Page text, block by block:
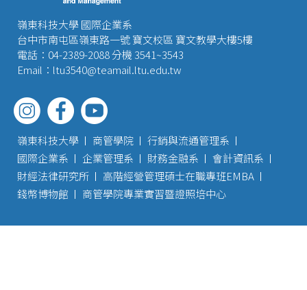
嶺東科技大學 國際企業系
台中市南屯區嶺東路一號 寶文校區 寶文教學大樓5樓
電話：04-2389-2088 分機 3541~3543
Email：ltu3540@teamail.ltu.edu.tw
嶺東科技大學 商管學院
行銷與流通管理系
國際企業系
企業管理系 財務金融系
會計資訊系
財經法律研究所
高階經營管理碩士在職專班EMBA
錢幣博物館
商管學院專業實習暨證照培中心